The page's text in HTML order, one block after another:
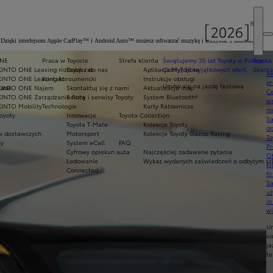
Świętujemy 35 lat Toyoty w Polsce
Odkryj 35 wyjątkowych ofert
Umów się na jazdę testową
Praca w Toyocie
Dołącz do nas
Kontakt
Skontaktuj się z nami
Salony i serwisy Toyoty
Technologie
Innowacje
Toyota T-Mate
Motorsport
System eCall
Cyfrowy opiekun auta
Ładowanie
Connected
ONE Leasing niższych rat
ONE Leasing konsumencki
ONE Najem
ONE Zarządzanie flotą
Mobility
dostawczych
Strefa klienta
Aplikacja MyToyota
Instrukcje obsługi
Aktualizacja map
System Bluetooth®
Karty Ratownicze
Toyota Collection
Kolekcje Toyoty
Kolekcje Toyoty Gazoo Racing
FAQ
Najczęściej zadawane pytania
Wykaz wydanych zaświadczeń o odbytym
interfejsom Apple CarPlay™ i Android Auto™ możesz odtwarzać muzykę i korzystać z ulubionych